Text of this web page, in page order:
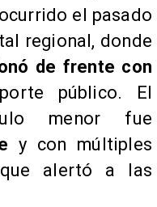
ocurrido el pasado
regional, donde
de frente con
público. El
menor fue
y con múltiples
alertó a las